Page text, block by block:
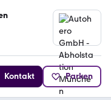
Kontakt Parken